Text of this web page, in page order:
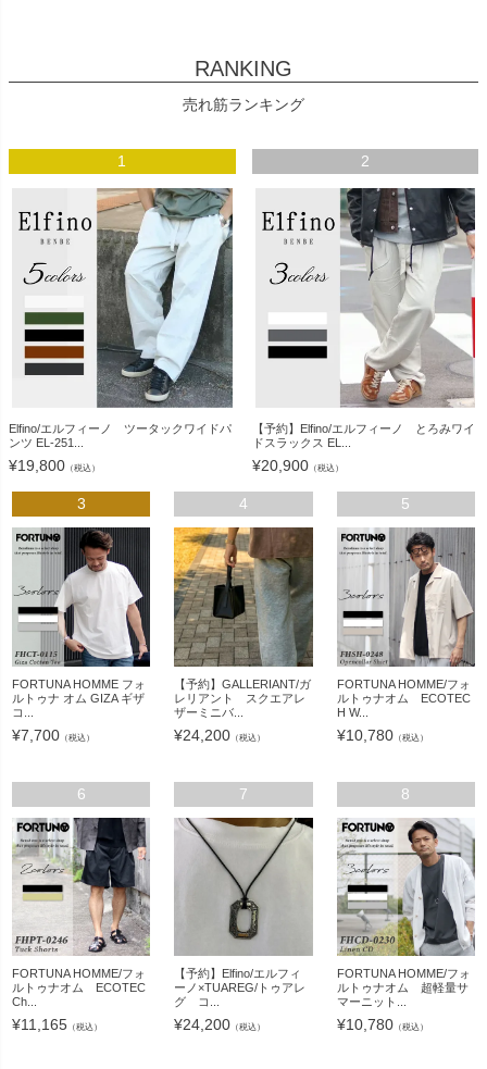
RANKING
売れ筋ランキング
1
Elfino/エルフィーノ ツータックワイドパ
ンツ EL-251...
¥19,800 （税込）
2
【予約】Elfino/エルフィーノ とろみワイ
ドスラックス EL...
¥20,900（税込）
3
FORTUNA HOMME フォ
ルトゥナ オム GIZA ギザ
コ...
¥7,700 （税込）
4
【予約】GALLERIANT/ガ
レリアント スクエアレ
ザーミニバ...
¥24,200 （税込）
5
FORTUNA HOMME/フォ
ルトゥナオム ECOTEC
H W...
¥10,780（税込）
6
FORTUNA HOMME/フォ
ルトゥナオム ECOTEC
Ch...
¥11,165 （税込）
7
【予約】Elfino/エルフィ
ーノ×TUAREG/トゥアレ
グ コ...
¥24,200 （税込）
8
FORTUNA HOMME/フォ
ルトゥナオム 超軽量サ
マーニット...
¥10,780（税込）